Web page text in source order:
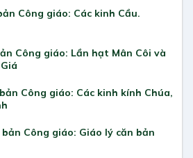
Công giáo: Các kinh Cầu.
Công giáo: Lần hạt Mân Côi và
Công giáo: Các kinh kính Chúa,
Công giáo: Giáo lý căn bản